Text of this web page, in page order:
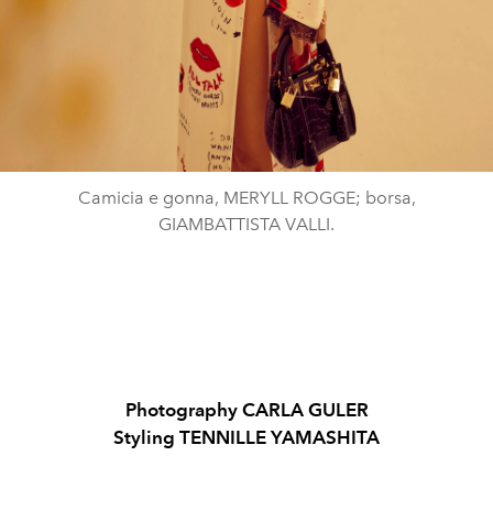
Camicia e gonna, MERYLL ROGGE; borsa,
GIAMBATTISTA VALLI.
Photography CARLA GULER
Styling TENNILLE YAMASHITA